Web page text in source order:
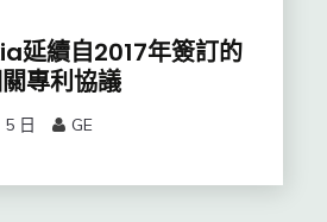
延續自2017年簽訂的
專利協議
日 GE